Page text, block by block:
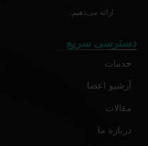
ارائه می‌دهیم.
دسترسی سریع
خدمات
آرشیو اعضا
مقالات
درباره ما